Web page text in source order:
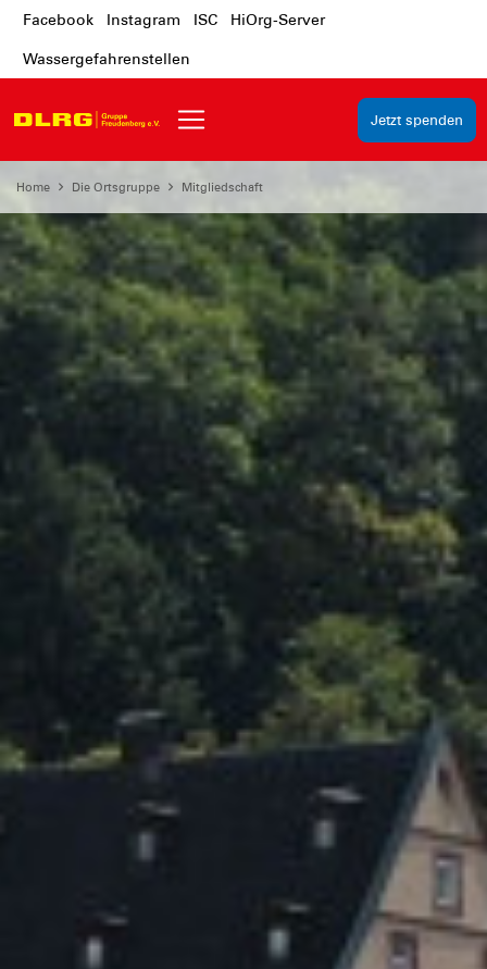
Facebook Instagram ISC HiOrg-Server
Wassergefahrenstellen
Jetzt spenden
Home Die Ortsgruppe Mitgliedschaft